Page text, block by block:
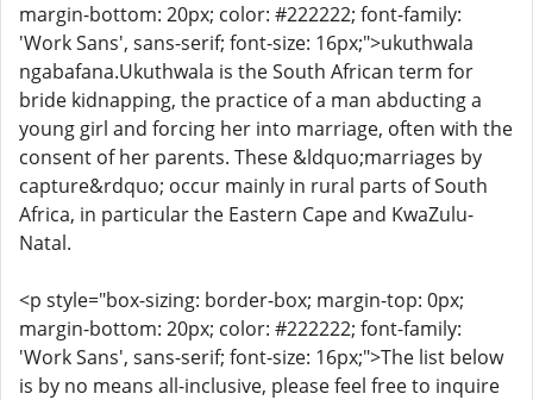
margin-bottom: 20px; color: #222222; font-family:
'Work Sans', sans-serif; font-size: 16px;">ukuthwala
ngabafana.Ukuthwala is the South African term for
bride kidnapping, the practice of a man abducting a
young girl and forcing her into marriage, often with the
consent of her parents. These &ldquo;marriages by
capture&rdquo; occur mainly in rural parts of South
Africa, in particular the Eastern Cape and KwaZulu-
Natal.
<p style="box-sizing: border-box; margin-top: 0px;
margin-bottom: 20px; color: #222222; font-family:
'Work Sans', sans-serif; font-size: 16px;">The list below
is by no means all-inclusive, please feel free to inquire